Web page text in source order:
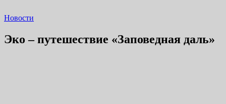
Новости
Эко – путешествие «Заповедная даль»